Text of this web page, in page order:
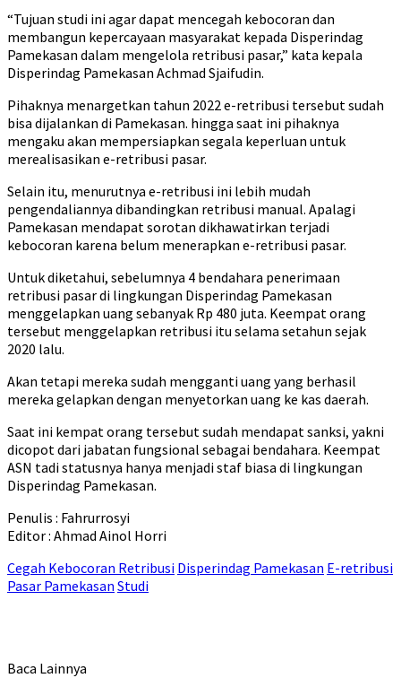
“Tujuan studi ini agar dapat mencegah kebocoran dan
membangun kepercayaan masyarakat kepada Disperindag
Pamekasan dalam mengelola retribusi pasar,” kata kepala
Disperindag Pamekasan Achmad Sjaifudin.
Pihaknya menargetkan tahun 2022 e-retribusi tersebut sudah
bisa dijalankan di Pamekasan. hingga saat ini pihaknya
mengaku akan mempersiapkan segala keperluan untuk
merealisasikan e-retribusi pasar.
Selain itu, menurutnya e-retribusi ini lebih mudah
pengendaliannya dibandingkan retribusi manual. Apalagi
Pamekasan mendapat sorotan dikhawatirkan terjadi
kebocoran karena belum menerapkan e-retribusi pasar.
Untuk diketahui, sebelumnya 4 bendahara penerimaan
retribusi pasar di lingkungan Disperindag Pamekasan
menggelapkan uang sebanyak Rp 480 juta. Keempat orang
tersebut menggelapkan retribusi itu selama setahun sejak
2020 lalu.
Akan tetapi mereka sudah mengganti uang yang berhasil
mereka gelapkan dengan menyetorkan uang ke kas daerah.
Saat ini kempat orang tersebut sudah mendapat sanksi, yakni
dicopot dari jabatan fungsional sebagai bendahara. Keempat
ASN tadi statusnya hanya menjadi staf biasa di lingkungan
Disperindag Pamekasan.
Penulis : Fahrurrosyi
Editor : Ahmad Ainol Horri
Cegah Kebocoran Retribusi Disperindag Pamekasan E-retribusi
Pasar Pamekasan Studi
Baca Lainnya